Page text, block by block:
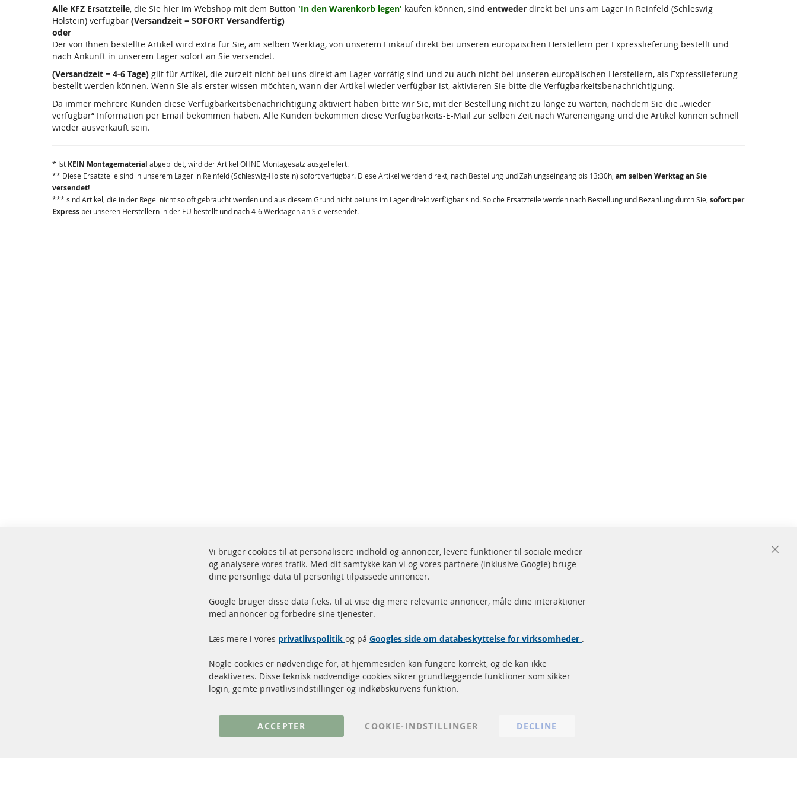
Alle KFZ Ersatzteile, die Sie hier im Webshop mit dem Button 'In den Warenkorb legen' kaufen können, sind entweder direkt bei uns am Lager in Reinfeld (Schleswig
Holstein) verfügbar (Versandzeit = SOFORT Versandfertig)
oder
Der von Ihnen bestellte Artikel wird extra für Sie, am selben Werktag, von unserem Einkauf direkt bei unseren europäischen Herstellern per Expresslieferung bestellt und
nach Ankunft in unserem Lager sofort an Sie versendet.
(Versandzeit = 4-6 Tage) gilt für Artikel, die zurzeit nicht bei uns direkt am Lager vorrätig sind und zu auch nicht bei unseren europäischen Herstellern, als Expresslieferung
bestellt werden können. Wenn Sie als erster wissen möchten, wann der Artikel wieder verfügbar ist, aktivieren Sie bitte die Verfügbarkeitsbenachrichtigung.
Da immer mehrere Kunden diese Verfügbarkeitsbenachrichtigung aktiviert haben bitte wir Sie, mit der Bestellung nicht zu lange zu warten, nachdem Sie die „wieder
verfügbar“ Information per Email bekommen haben. Alle Kunden bekommen diese Verfügbarkeits-E-Mail zur selben Zeit nach Wareneingang und die Artikel können schnell
wieder ausverkauft sein.
* Ist KEIN Montagematerial abgebildet, wird der Artikel OHNE Montagesatz ausgeliefert.
** Diese Ersatzteile sind in unserem Lager in Reinfeld (Schleswig-Holstein) sofort verfügbar. Diese Artikel werden direkt, nach Bestellung und Zahlungseingang bis 13:30h, am selben Werktag an Sie
versendet!
*** sind Artikel, die in der Regel nicht so oft gebraucht werden und aus diesem Grund nicht bei uns im Lager direkt verfügbar sind. Solche Ersatzteile werden nach Bestellung und Bezahlung durch Sie, sofort per
Express bei unseren Herstellern in der EU bestellt und nach 4-6 Werktagen an Sie versendet.
Forsendelse inden for 24 timer
Varer på lager
Alle dele er certificerede og
Hurtige links
Dieselpartikelfilter (DPF)
Katalysator (KAT)
Sensorer
Betalingsmetoder
Kontakt
Annuller kontrakt
Close
Vi bruger cookies til at personalisere indhold og annoncer, levere funktioner til sociale medier
og analysere vores trafik. Med dit samtykke kan vi og vores partnere (inklusive Google) bruge
dine personlige data til personligt tilpassede annoncer.
Google bruger disse data f.eks. til at vise dig mere relevante annoncer, måle dine interaktioner
med annoncer og forbedre sine tjenester.
Læs mere i vores privatlivspolitik og på Googles side om databeskyttelse for virksomheder .
Nogle cookies er nødvendige for, at hjemmesiden kan fungere korrekt, og de kan ikke
deaktiveres. Disse teknisk nødvendige cookies sikrer grundlæggende funktioner som sikker
login, gemte privatlivsindstillinger og indkøbskurvens funktion.
ACCEPTER COOKIE-INDSTILLINGER DECLINE